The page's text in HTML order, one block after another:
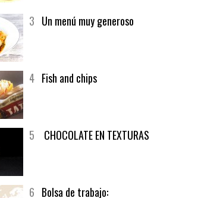
3 Un menú muy generoso
4 Fish and chips
5 CHOCOLATE EN TEXTURAS
6 Bolsa de trabajo: